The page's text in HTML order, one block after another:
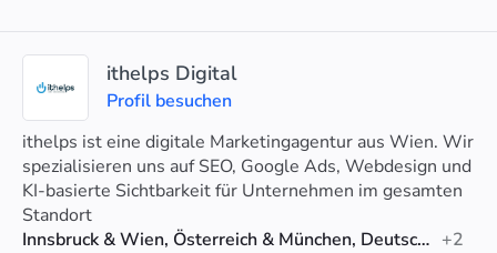
ithelps Digital
Profil besuchen
ithelps ist eine digitale Marketingagentur aus Wien. Wir
spezialisieren uns auf SEO, Google Ads, Webdesign und
KI-basierte Sichtbarkeit für Unternehmen im gesamten
DACH-Raum.
Standort
Innsbruck & Wien, Österreich & München, Deutschland +2